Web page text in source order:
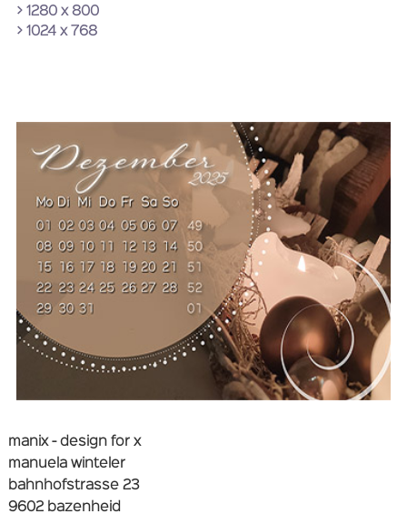
> 1280 x 800
> 1024 x 768
manix - design for x
manuela winteler
bahnhofstrasse 23
9602 bazenheid